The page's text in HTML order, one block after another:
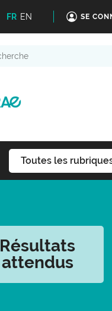
FR EN SE
Toutes les
Résultats
attendus